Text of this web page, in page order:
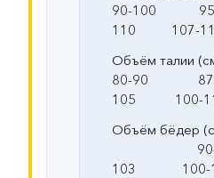
90-100
110 107-
Объём
80-90
105 100-
Объём бёдер
90-
103 100-